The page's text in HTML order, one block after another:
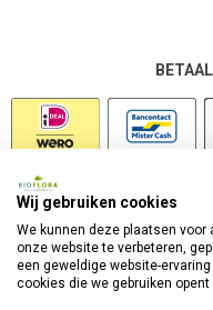
Wij gebruiken cookies
We kunnen deze plaatsen
onze website te verbeteren,
een geweldige website-
cookies die we gebruiken